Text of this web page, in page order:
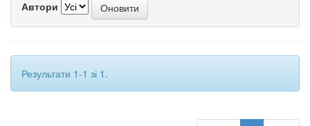
Автори
Результати 1-1 зі 1.